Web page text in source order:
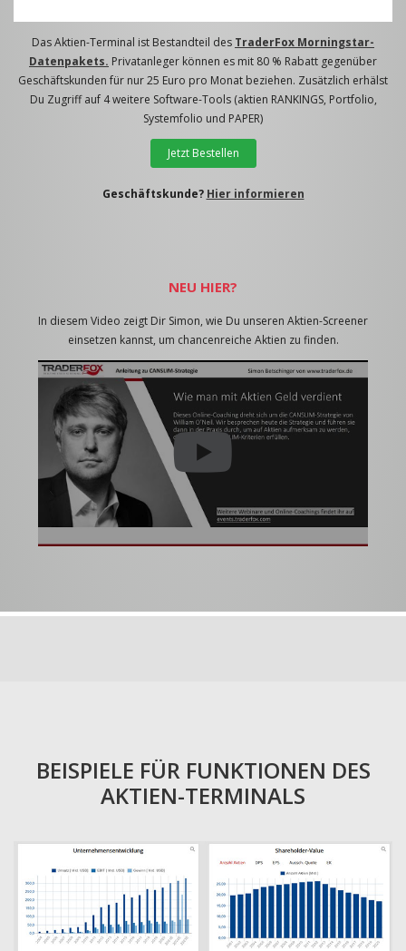
Das Aktien-Terminal ist Bestandteil des TraderFox Morningstar-
Datenpakets. Privatanleger können es mit 80 % Rabatt gegenüber
Geschäftskunden für nur 25 Euro pro Monat beziehen. Zusätzlich erhälst
Du Zugriff auf 4 weitere Software-Tools (aktien RANKINGS, Portfolio,
Systemfolio und PAPER)
Jetzt Bestellen
Geschäftskunde? Hier informieren
NEU HIER?
In diesem Video zeigt Dir Simon, wie Du unseren Aktien-Screener
einsetzen kannst, um chancenreiche Aktien zu finden.
BEISPIELE FÜR FUNKTIONEN DES
AKTIEN-TERMINALS